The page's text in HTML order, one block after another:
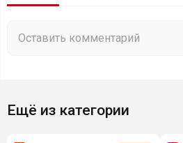
Ещё из категории